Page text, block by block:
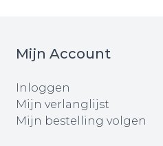
Mijn Account
Inloggen
Mijn verlanglijst
Mijn bestelling volgen